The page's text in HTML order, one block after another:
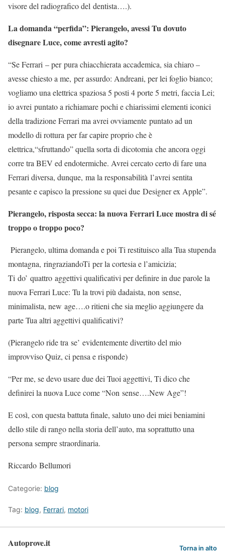
visore del radiografico del dentista….).
La domanda “perfida”: Pierangelo, avessi Tu dovuto
disegnare Luce, come avresti agito?
“Se Ferrari – per pura chiacchierata accademica, sia chiaro –
avesse chiesto a me, per assurdo: Andreani, per lei foglio bianco;
vogliamo una elettrica spaziosa 5 posti 4 porte 5 metri, faccia Lei;
io avrei puntato a richiamare pochi e chiarissimi elementi iconici
della tradizione Ferrari ma avrei ovviamente puntato ad un
modello di rottura per far capire proprio che è
elettrica,“sfruttando” quella sorta di dicotomia che ancora oggi
corre tra BEV ed endotermiche. Avrei cercato certo di fare una
Ferrari diversa, dunque, ma la responsabilità l’avrei sentita
pesante e capisco la pressione su quei due Designer ex Apple”.
Pierangelo, risposta secca: la nuova Ferrari Luce mostra di sé
troppo o troppo poco?
Pierangelo, ultima domanda e poi Ti restituisco alla Tua stupenda
montagna, ringraziandoTi per la cortesia e l’amicizia;
Ti do’ quattro aggettivi qualificativi per definire in due parole la
nuova Ferrari Luce: Tu la trovi più dadaista, non sense,
minimalista, new age….o ritieni che sia meglio aggiungere da
parte Tua altri aggettivi qualificativi?
(Pierangelo ride tra se’ evidentemente divertito del mio
improvviso Quiz, ci pensa e risponde)
“Per me, se devo usare due dei Tuoi aggettivi, Ti dico che
definirei la nuova Luce come “Non sense….New Age”!
E così, con questa battuta finale, saluto uno dei miei beniamini
dello stile di rango nella storia dell’auto, ma soprattutto una
persona sempre straordinaria.
Riccardo Bellumori
Categorie: blog
Tag: blog, Ferrari, motori
Autoprove.it Torna in alto